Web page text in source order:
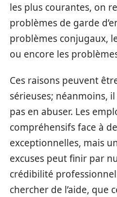
les plus courantes, on
problèmes de garde
problèmes conjugaux,
ou encore les
Ces raisons peuvent
sérieuses; néanmoins,
pas en abuser. Les
compréhensifs face à
exceptionnelles, mais
excuses peut finir par
crédibilité
chercher de l’aide, que